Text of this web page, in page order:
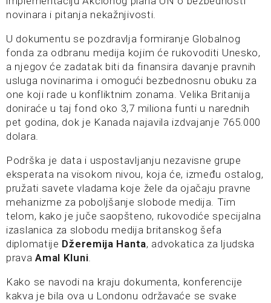
novinara i pitanja nekažnjivosti.
U dokumentu se pozdravlja formiranje Globalnog
fonda za odbranu medija kojim će rukovoditi Unesko,
a njegov će zadatak biti da finansira davanje pravnih
usluga novinarima i omogući bezbednosnu obuku za
one koji rade u konfliktnim zonama. Velika Britanija
doniraće u taj fond oko 3,7 miliona funti u narednih
pet godina, dok je Kanada najavila izdvajanje 765.000
dolara.
Podrška je data i uspostavljanju nezavisne grupe
eksperata na visokom nivou, koja će, između ostalog,
pružati savete vladama koje žele da ojačaju pravne
mehanizme za poboljšanje slobode medija. Tim
telom, kako je juče saopšteno, rukovodiće specijalna
izaslanica za slobodu medija britanskog šefa
diplomatije Džeremija Hanta, advokatica za ljudska
pravaAmal Kluni.
Kako se navodi na kraju dokumenta, konferencije
kakva je bila ova u Londonu održavaće se svake